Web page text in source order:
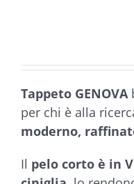
€289,90.
Tappeto GENOVA
per chi è alla
moderno,
Il pelo corto è in